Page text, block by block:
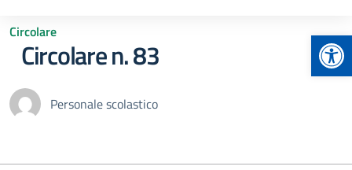
Circolare
Circolare n. 83
Personale scolastico